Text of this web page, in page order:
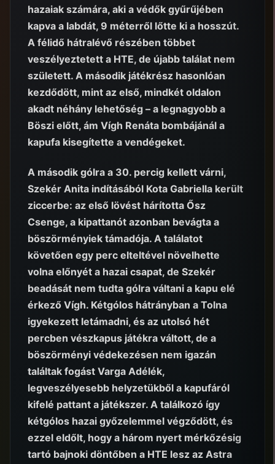
hazaiak számára, aki a védők gyűrűjében
kapva a labdát, 9 méterről lőtte ki a hosszút.
A félidő hátralévő részében többet
veszélyeztetett a HTE, de újabb találat nem
született. A második játékrész hasonlóan
kezdődött, mint az első, mindkét oldalon
akadt néhány lehetőség – a legnagyobb a
Böszi előtt, ám Vígh Renáta bombájánál a
kapufa kisegítette a vendégeket.
A második gólra a 30. percig kellett várni,
Szekér Anita indításából Kota Gabriella került
ziccerbe: az első lövést hárította Ősz
Csenge, a kipattanót azonban bevágta a
böszörményiek támadója. A találatot
követően egy perc elteltével növelhette
volna előnyét a hazai csapat, de Szekér
beadását nem tudta gólra váltani a kapu elé
érkező Vígh. Kétgólos hátrányban a Tolna
igyekezett letámadni, és az utolsó hét
percben vészkapus játékra váltott, de a
böszörményi védekezésen nem igazán
találtak fogást Varga Adélék,
legveszélyesebb helyzetükből a kapufáról
kifelé pattant a játékszer. A találkozó így
kétgólos hazai győzelemmel végződött, és
ezzel eldőlt, hogy a három nyert mérkőzésig
tartó bajnoki döntőben a HTE lesz az Astra